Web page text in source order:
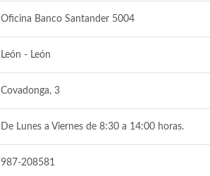
Oficina Banco Santander 5004
León - León
Covadonga, 3
De Lunes a Viernes de 8:30 a 14:00 horas.
987-208581